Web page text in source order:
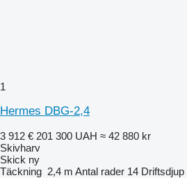
1
Hermes DBG-2,4
3 912 € 201 300 UAH ≈ 42 880 kr
Skivharv
Skick ny
Täckning 2,4 m Antal rader 14 Driftsdjup